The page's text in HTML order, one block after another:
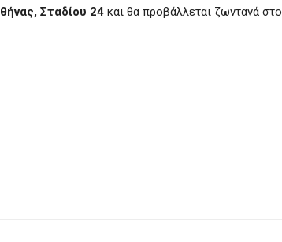
Σταδίου 24 και θα προβάλλεται ζωντανά στο